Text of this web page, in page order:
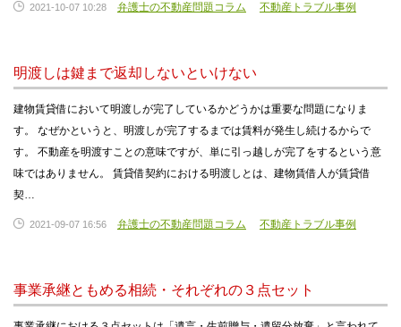
2021-10-07 10:28 弁護士の不動産問題コラム 不動産トラブル事例
明渡しは鍵まで返却しないといけない
建物賃貸借において明渡しが完了しているかどうかは重要な問題になりま
す。 なぜかというと、明渡しが完了するまでは賃料が発生し続けるからで
す。 不動産を明渡すことの意味ですが、単に引っ越しが完了をするという意
味ではありません。 賃貸借契約における明渡しとは、建物賃借人が賃貸借
契…
2021-09-07 16:56 弁護士の不動産問題コラム 不動産トラブル事例
事業承継ともめる相続・それぞれの３点セット